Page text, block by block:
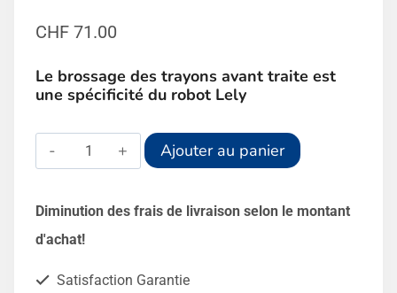
CHF 71.00
Le brossage des trayons avant traite est
une spécificité du robot Lely
quantité
de
Brosses
adaptables
Lely
Ajouter au panier
Diminution des frais de livraison selon le montant
d'achat!
Satisfaction Garantie